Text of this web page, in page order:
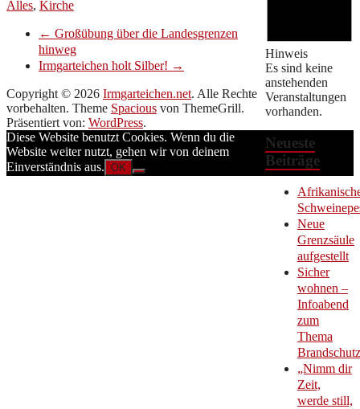
Alles, Kirche
← Großübung über die Landesgrenzen
hinweg
Irmgarteichen holt Silber! →
Hinweis
Es sind keine
anstehenden
Veranstaltungen
vorhanden.
Neueste
Beiträge
Neue
Grenzsäule
aufgestellt
Sicher
wohnen –
Infoabend
zum
Thema
Brandschutz
„Nimm dir
Zeit,
werde still,
Copyright © 2026 Irmgarteichen.net. Alle Rechte
vorbehalten. Theme Spacious von ThemeGrill.
Präsentiert von: WordPress.
Diese Website benutzt Cookies. Wenn du die
Website weiter nutzt, gehen wir von deinem
Einverständnis aus. OK